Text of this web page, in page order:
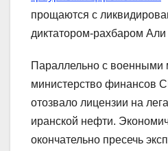
прощаются с
диктатором-рахбаром
Параллельно с военными
министерство финансов
отозвало лицензии на
иранской нефти.
окончательно пресечь